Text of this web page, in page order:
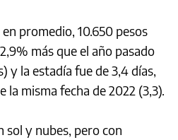
promedio, 10.650 pesos
más que el año pasado
y la estadía fue de 3,4 días,
la misma fecha de 2022 (3,3).
sol y nubes, pero con